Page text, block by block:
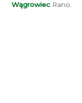
Wągrowiec Rano.